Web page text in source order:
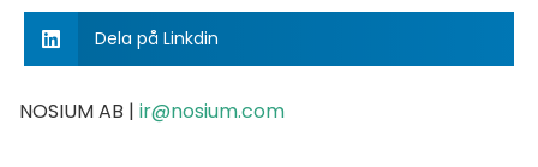
Dela på Linkdin
NOSIUM AB | ir@nosium.com